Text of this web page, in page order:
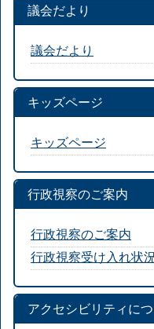
議会だより
議会だより
キッズページ
キッズページ
行政視察のご案内
行政視察のご案内
行政視察受け入れ状
アクセシビリティに